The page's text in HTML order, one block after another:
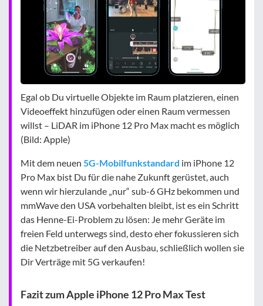
Egal ob Du virtuelle Objekte im Raum platzieren, einen
Videoeffekt hinzufügen oder einen Raum vermessen
willst – LiDAR im iPhone 12 Pro Max macht es möglich
(Bild: Apple)
Mit dem neuen 5G-Mobilfunkstandard im iPhone 12
Pro Max bist Du für die nahe Zukunft gerüstet, auch
wenn wir hierzulande „nur“ sub-6 GHz bekommen und
mmWave den USA vorbehalten bleibt, ist es ein Schritt
das Henne-Ei-Problem zu lösen: Je mehr Geräte im
freien Feld unterwegs sind, desto eher fokussieren sich
die Netzbetreiber auf den Ausbau, schließlich wollen sie
Dir Verträge mit 5G verkaufen!
Fazit zum Apple iPhone 12 Pro Max Test